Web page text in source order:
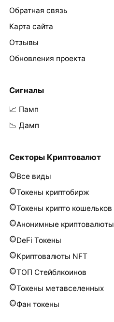
Обратная связь
Карта сайта
Отзывы
Обновления проекта
Сигналы
📈 Памп
📉 Дамп
Секторы Криптовалют
Все виды
Токены криптобирж
Токены крипто кошельков
Анонимные криптовалюты
DeFi Токены
Криптовалюты NFT
ТОП Стейблкоинов
Токены метавселенных
Фан токены